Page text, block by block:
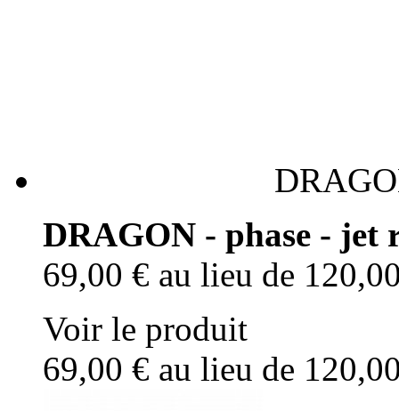
DRAGON - phase - jet
69,00 € au lieu de
Voir le produit
69,00 € au lieu de